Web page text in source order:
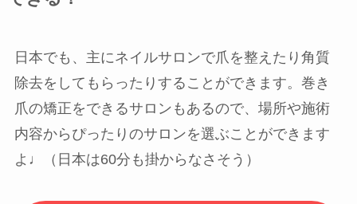
日本でも、主にネイルサロンで爪を整えたり角質
除去をしてもらったりすることができます。巻き
爪の矯正をできるサロンもあるので、場所や施術
内容からぴったりのサロンを選ぶことができます
よ♩（日本は60分も掛からなさそう）